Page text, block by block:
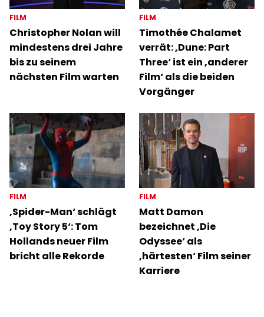
FILM
Christopher Nolan will
mindestens drei Jahre
bis zu seinem
nächsten Film warten
FILM
Timothée Chalamet
verrät: ‚Dune: Part
Three‘ ist ein ‚anderer
Film‘ als die beiden
Vorgänger
FILM
‚Spider-Man‘ schlägt
‚Toy Story 5‘: Tom
Hollands neuer Film
bricht alle Rekorde
FILM
Matt Damon
bezeichnet ‚Die
Odyssee‘ als
‚härtesten‘ Film seiner
Karriere